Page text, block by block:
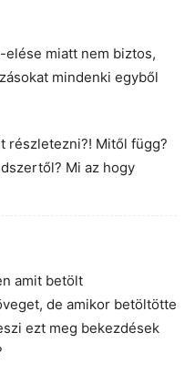
elése miatt nem biztos,
mindenki egyből
részletezni?! Mitől függ?
Mi az hogy
amit betölt
de amikor betöltötte
ezt meg bekezdések